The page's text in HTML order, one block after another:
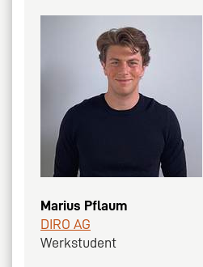
Marius Pflaum
DIRO AG
Werkstudent